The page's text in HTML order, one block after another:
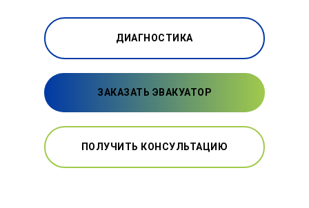
ДИАГНОСТИКА
ЗАКАЗАТЬ ЭВАКУАТОР
ПОЛУЧИТЬ КОНСУЛЬТАЦИЮ